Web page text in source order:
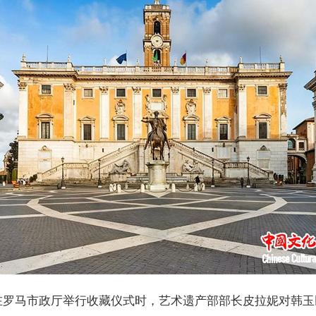
马市政厅举行收藏仪式时，艺术遗产部部长皮拉妮对韩